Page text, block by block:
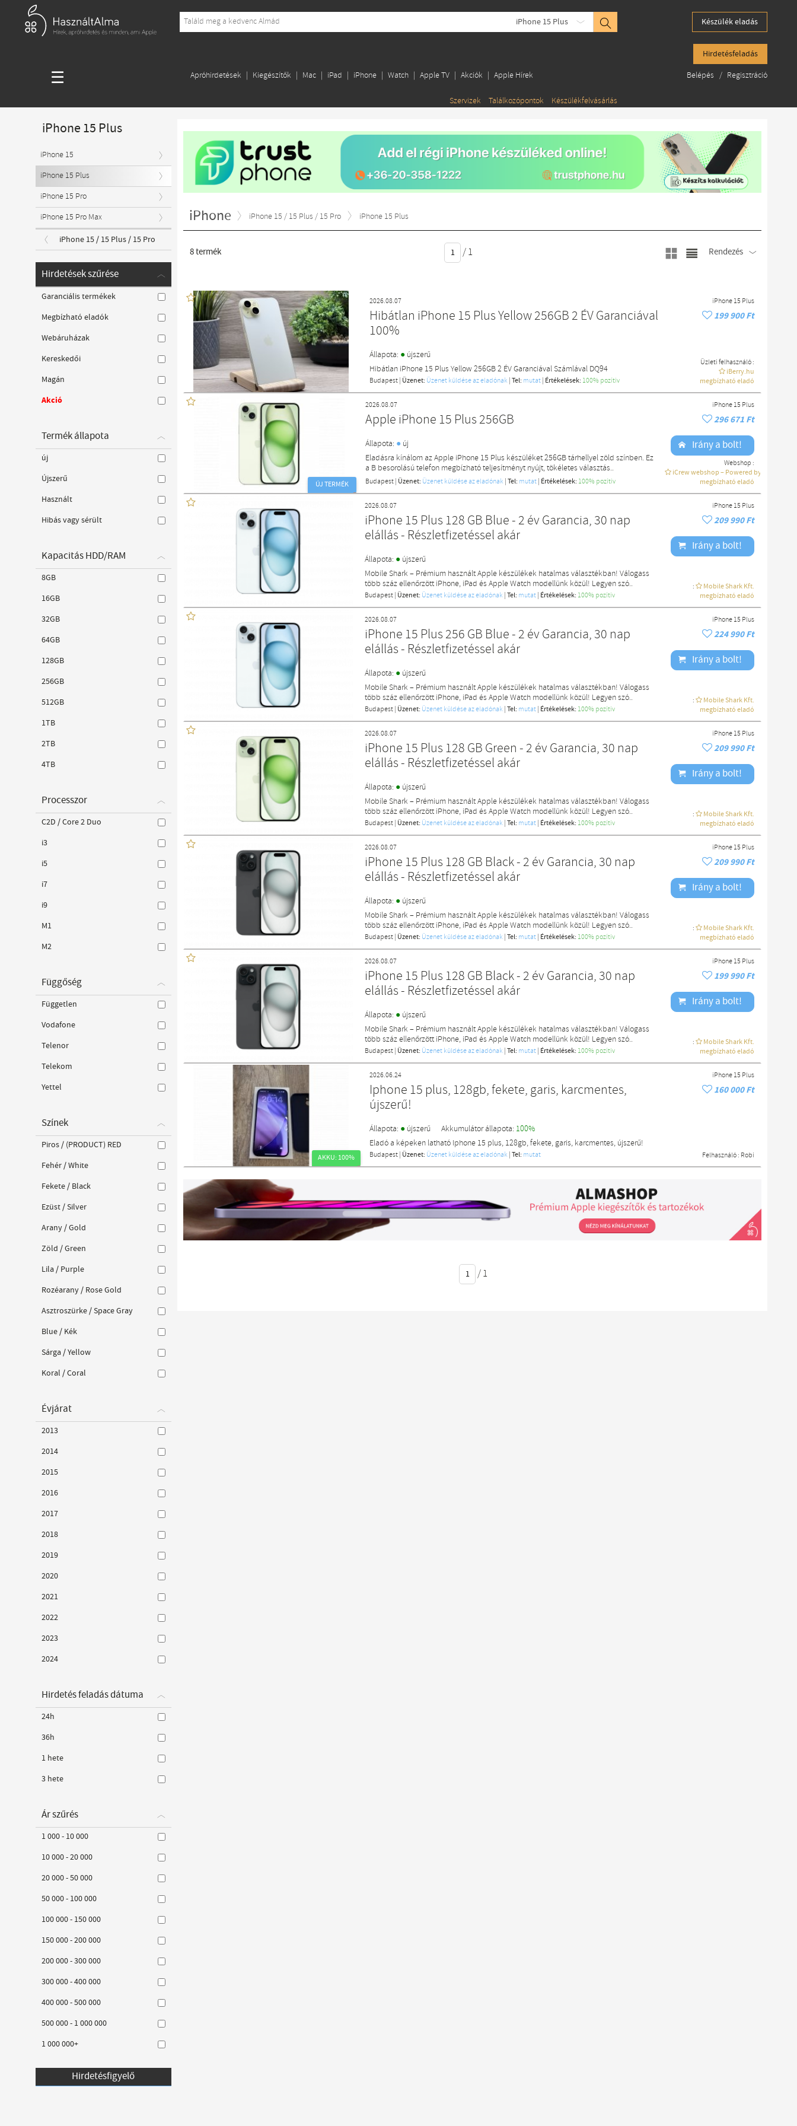
iPhone 15 Plus Készülék eladás
Hirdetésfeladás
☰ Apróhirdetések Kiegészítők Mac iPad iPhone Watch Apple TV Akciók Apple Hírek
Szervizek Találkozópontok Készülékfelvásárlás
Belépés / Regisztráció
iPhone iPhone 15 / 15 Plus / 15 Pro iPhone 15 Plus
8termék /1 Rendezés
2026.08.07
Hibátlan iPhone 15 Plus Yellow 256GB 2 ÉV Garanciával
100%
Állapota: ● újszerű
Hibátlan iPhone 15 Plus Yellow 256GB 2 ÉV Garanciával Számlával DQ94
Budapest | Üzenet: Üzenet küldése az eladónak |Tel: mutat | Értékelések: 100% pozítiv
iPhone 15 Plus
199 900 Ft
Üzleti felhasználó :
iBerry.hu
megbízható eladó
ÚJ TERMÉK
2026.08.07
Apple iPhone 15 Plus 256GB
Állapota: ● új
Eladásra kínálom az Apple iPhone 15 Plus készüléket 256GB tárhellyel zöld színben. Ez
a B besorolású telefon megbízható teljesítményt nyújt, tökéletes választás..
Budapest | Üzenet: Üzenet küldése az eladónak |Tel: mutat | Értékelések: 100% pozítiv
iPhone 15 Plus
296 671 Ft
Irány a bolt!
Webshop :
iCrew webshop – Powered by macdoki
megbízható eladó
2026.08.07
iPhone 15 Plus 128 GB Blue - 2 év Garancia, 30 nap
elállás - Részletfizetéssel akár
Állapota: ● újszerű
Mobile Shark – Prémium használt Apple készülékek hatalmas választékban! Válogass
több száz ellenőrzött iPhone, iPad és Apple Watch modellünk közül! Legyen szó..
Budapest | Üzenet: Üzenet küldése az eladónak |Tel: mutat | Értékelések: 100% pozítiv
iPhone 15 Plus
209 990 Ft
Irány a bolt!
:
Mobile Shark Kft.
megbízható eladó
2026.08.07
iPhone 15 Plus 256 GB Blue - 2 év Garancia, 30 nap
elállás - Részletfizetéssel akár
Állapota: ● újszerű
Mobile Shark – Prémium használt Apple készülékek hatalmas választékban! Válogass
több száz ellenőrzött iPhone, iPad és Apple Watch modellünk közül! Legyen szó..
Budapest | Üzenet: Üzenet küldése az eladónak |Tel: mutat | Értékelések: 100% pozítiv
iPhone 15 Plus
224 990 Ft
Irány a bolt!
:
Mobile Shark Kft.
megbízható eladó
2026.08.07
iPhone 15 Plus 128 GB Green - 2 év Garancia, 30 nap
elállás - Részletfizetéssel akár
Állapota: ● újszerű
Mobile Shark – Prémium használt Apple készülékek hatalmas választékban! Válogass
több száz ellenőrzött iPhone, iPad és Apple Watch modellünk közül! Legyen szó..
Budapest | Üzenet: Üzenet küldése az eladónak |Tel: mutat | Értékelések: 100% pozítiv
iPhone 15 Plus
209 990 Ft
Irány a bolt!
:
Mobile Shark Kft.
megbízható eladó
2026.08.07
iPhone 15 Plus 128 GB Black - 2 év Garancia, 30 nap
elállás - Részletfizetéssel akár
Állapota: ● újszerű
Mobile Shark – Prémium használt Apple készülékek hatalmas választékban! Válogass
több száz ellenőrzött iPhone, iPad és Apple Watch modellünk közül! Legyen szó..
Budapest | Üzenet: Üzenet küldése az eladónak |Tel: mutat | Értékelések: 100% pozítiv
iPhone 15 Plus
209 990 Ft
Irány a bolt!
:
Mobile Shark Kft.
megbízható eladó
2026.08.07
iPhone 15 Plus 128 GB Black - 2 év Garancia, 30 nap
elállás - Részletfizetéssel akár
Állapota: ● újszerű
Mobile Shark – Prémium használt Apple készülékek hatalmas választékban! Válogass
több száz ellenőrzött iPhone, iPad és Apple Watch modellünk közül! Legyen szó..
Budapest | Üzenet: Üzenet küldése az eladónak |Tel: mutat | Értékelések: 100% pozítiv
iPhone 15 Plus
199 990 Ft
Irány a bolt!
:
Mobile Shark Kft.
megbízható eladó
AKKU: 100%
2026.06.24
Iphone 15 plus, 128gb, fekete, garis, karcmentes,
újszerű!
Állapota: ● újszerű Akkumulátor állapota: 100%
Eladó a képeken latható Iphone 15 plus, 128gb, fekete, garis, karcmentes, újszerű!
Budapest | Üzenet: Üzenet küldése az eladónak |Tel: mutat
iPhone 15 Plus
160 000 Ft
Felhasználó : Robi
/1
iPhone 15 Plus
iPhone 15
iPhone 15 Plus
iPhone 15 Pro
iPhone 15 Pro Max
iPhone 15 / 15 Plus / 15 Pro
Hirdetések szűrése
Garanciális termékek
Megbízható eladók
Webáruházak
Kereskedői
Magán
Akció
Termék állapota
új
Újszerű
Használt
Hibás vagy sérült
Kapacitás HDD/RAM
8GB
16GB
32GB
64GB
128GB
256GB
512GB
1TB
2TB
4TB
Processzor
C2D / Core 2 Duo
i3
i5
i7
i9
M1
M2
Függőség
Független
Vodafone
Telenor
Telekom
Yettel
Színek
Piros / (PRODUCT) RED
Fehér / White
Fekete / Black
Ezüst / Silver
Arany / Gold
Zöld / Green
Lila / Purple
Rozéarany / Rose Gold
Asztroszürke / Space Gray
Blue / Kék
Sárga / Yellow
Koral / Coral
Évjárat
2013
2014
2015
2016
2017
2018
2019
2020
2021
2022
2023
2024
Hirdetés feladás dátuma
24h
36h
1 hete
3 hete
Ár szűrés
1 000 - 10 000
10 000 - 20 000
20 000 - 50 000
50 000 - 100 000
100 000 - 150 000
150 000 - 200 000
200 000 - 300 000
300 000 - 400 000
400 000 - 500 000
500 000 - 1 000 000
1 000 000+
Hirdetésfigyelő